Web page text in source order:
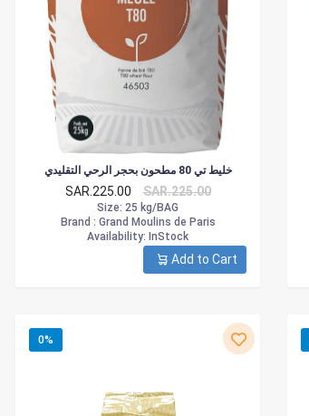
خليط تي 80 مطحون بحجر الرحي التقليدي
SAR.225.00 SAR.225.00
Size: 25 kg/BAG
Brand : Grand Moulins de Paris
Availability: InStock
Add to Cart
0%